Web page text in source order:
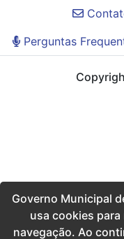
Perguntas
Governo Municipal
usa cookies
navegação. Ao